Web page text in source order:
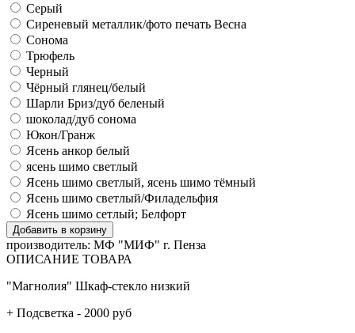
Серый
Сиреневый металлик/фото печать Весна
Сонома
Трюфель
Черный
Чёрный глянец/белый
Шарли Бриз/дуб беленый
шоколад/дуб сонома
Юкон/Гранж
Ясень анкор белый
ясень шимо светлый
Ясень шимо светлый, ясень шимо тёмный
Ясень шимо светлый/Филадельфия
Ясень шимо сетлый; Белфорт
производитель: МФ "МИФ" г. Пенза
ОПИСАНИЕ ТОВАРА
"Магнолия" Шкаф-стекло низкий
+ Подсветка - 2000 руб